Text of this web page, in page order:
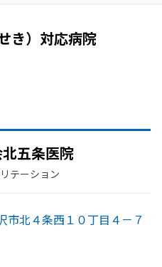
き） 対応病院
五条医院
テーション
市北４条西１０丁目４－７